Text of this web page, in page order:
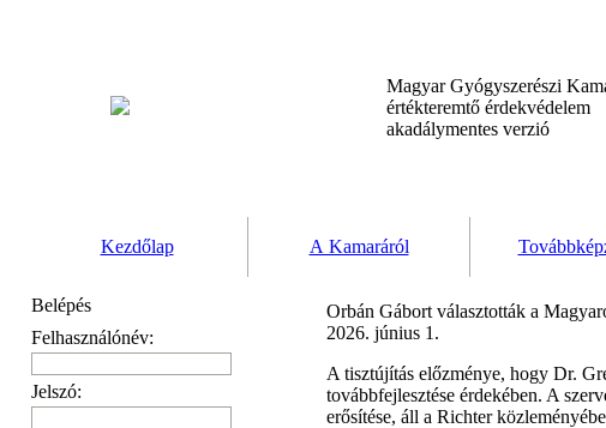
Magyar Gyógyszerészi
értékteremtő érdekvédelem
akadálymentes verzió
Kezdőlap A Kamaráról
Belépés
Felhasználónév:
Jelszó:
Orbán Gábort választották a
2026. június 1.
A tisztújítás előzménye, hogy Dr.
továbbfejlesztése érdekében. A
erősítése, áll a Richter